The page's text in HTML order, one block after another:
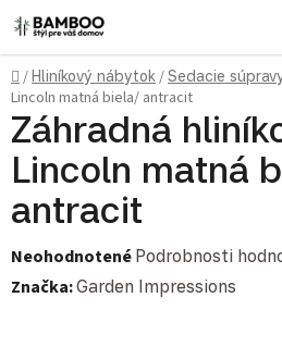
Prejsť na obsah
Domov
/Hliníkový nábytok /Sedacie
Lincoln matná biela/ antracit
Záhradná
Lincoln matná
antracit
Priemerné hodnotenie produktu je
Neohodnotené Podrobnosti
Značka:Garden Impressions